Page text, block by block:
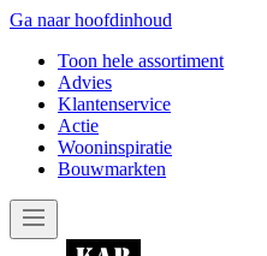
Ga naar hoofdinhoud
Toon hele assortiment
Advies
Klantenservice
Actie
Wooninspiratie
Bouwmarkten